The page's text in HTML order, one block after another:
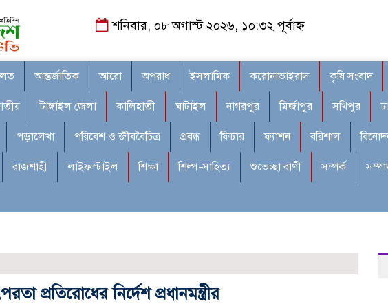
শনিবার, ০৮ অগাস্ট ২০২৬, ১০:৩২ পূর্বাহ্ন
আন্তর্জাতিক আরো অপরাধ ইসলামিক করোনাভাইরাস কৃষি সংবাদ
টাঙ্গাইল জেলা কালিহাতী ঘাটাইল নাগরপুর মির্জাপুর সখিপুর
পড়ালেখা পরিবেশ ও জীববৈচিত্র প্রবন্ধ ফিচার ফ্যাশন বরিশাল
রাজশাহী লাইফস্টাইল শিক্ষা শিল্প-সাহিত্য শুভেচ্ছা বাণী সম্পর্ক
প্রতিরোধের নির্দেশ প্রধানমন্ত্রীর